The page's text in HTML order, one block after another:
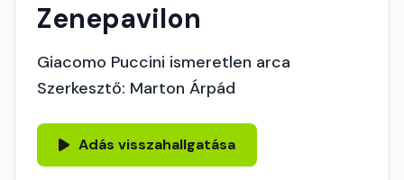
Zenepavilon
Giacomo Puccini ismeretlen arca
Szerkesztő: Marton Árpád
Adás visszahallgatása